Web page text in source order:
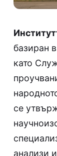
базиран в
като
се
анализи